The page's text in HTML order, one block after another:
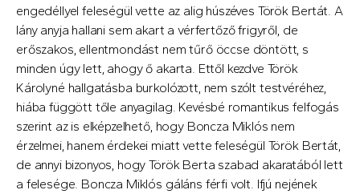
engedéllyel feleségül vette az alig húszéves Török Bertát. A
lány anyja hallani sem akart a vérfertőző frigyről, de
erőszakos, ellentmondást nem tűrő öccse döntött, s
minden úgy lett, ahogy ő akarta. Ettől kezdve Török
Károlyné hallgatásba burkolózott, nem szólt testvéréhez,
hiába függött tőle anyagilag. Kevésbé romantikus felfogás
szerint az is elképzelhető, hogy Boncza Miklós nem
érzelmei, hanem érdekei miatt vette feleségül Török Bertát,
de annyi bizonyos, hogy Török Berta szabad akaratából lett
a felesége. Boncza Miklós gáláns férfi volt. Ifjú nejének